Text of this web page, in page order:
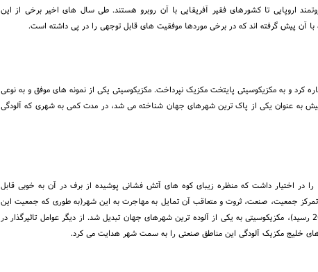
اروپایی تا کشورهای فقیر آفریقایی با آن روبرو هستند. طی سال های اخیر برخی از این
با آن پیش گرفته اند که در برخی موردها موفقیت های قابل توجهی را در پی داشته است.
کرد و به مکزیکوسیتی پایتخت مکزیک نپرداخت. مکزیکوسیتی یکی از نمونه های موفق و به نوعی
به عنوان یکی از پاک ترین شهرهای جهان شناخته می شد، در مدت کمی به شهری که آلودگی
آسمان ها را در اختیار داشت که منظره زیبای کوه های آتش فشانی پوشیده از برف در آن به خوبی قابل
است که در دهه 1990 و تحت تاثیر تمرکز جمعیت، صنعت، ثروت و متعاقب آن تمایل به مهاجرت به این شهر(به طوری که جمعیت این
شهر از 3 میلیون نفر در سال 1950 به 20 میلیون نفر در 2000 رسید)، مکزیکوسیتی به یکی از آلوده ترین شهرهای جهان تبدیل شد. از دیگر عوامل تاثیرگذار در
خلیج مکزیک آلودگی این مناطق صنعتی را به سمت شهر هدایت می کرد.